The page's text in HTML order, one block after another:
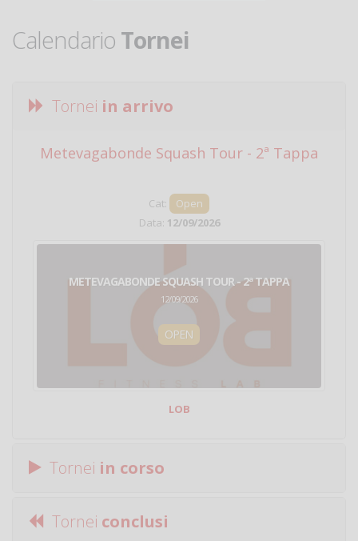
Calendario Tornei
Tornei in arrivo
Metevagabonde Squash Tour - 2ª Tappa
Cat:
Open
Data: 12/09/2026
METEVAGABONDE SQUASH TOUR - 2ª TAPPA
12/09/2026
OPEN
LOB
Tornei in corso
Tornei conclusi